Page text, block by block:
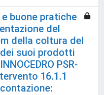
buone pratiche
del
della coltura del
suoi prodotti
PSR-
16.1.1